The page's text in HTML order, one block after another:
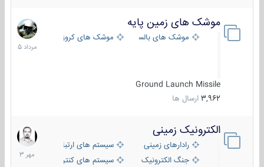
موشک های زمین پایه
موشک های بالستیک موشک های کروز
Ground Launch Missile
3,962 ارسال ها
2
مرداد
1405
الکترونیک زمینی
رادارهای زمینی
سیستم های ارتباطی و جمع آوری
جنگ الکترونیک
سیستم های کنترل آتش و تجهیزات
1
مهر
1403